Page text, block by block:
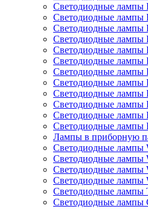
Светодиодные лампы
Светодиодные лампы
Светодиодные лампы
Светодиодные лампы
Светодиодные лампы
Светодиодные лампы
Светодиодные лампы
Светодиодные лампы
Светодиодные лампы
Светодиодные лампы
Светодиодные лампы
Светодиодные лампы
Лампы в приборную
Светодиодные лампы
Светодиодные лампы
Светодиодные лампы
Светодиодные лампы
Светодиодные лампы
Светодиодные лампы